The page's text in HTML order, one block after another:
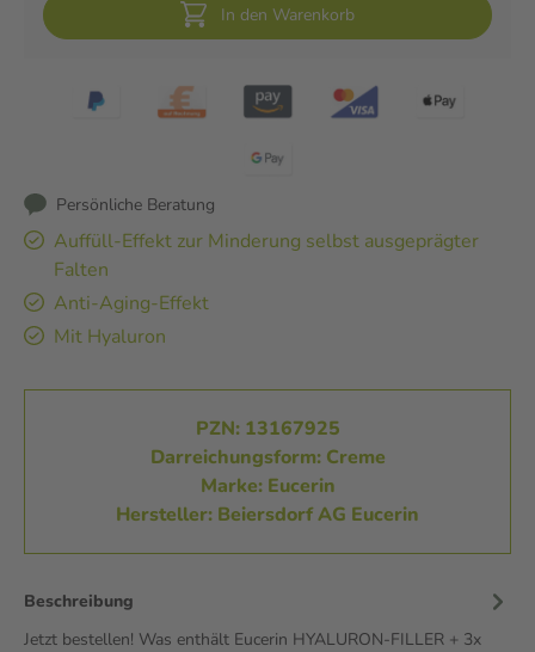
In den Warenkorb
Persönliche Beratung
Auffüll-Effekt zur Minderung selbst ausgeprägter
Falten
Anti-Aging-Effekt
Mit Hyaluron
PZN: 13167925
Darreichungsform: Creme
Marke: Eucerin
Hersteller: Beiersdorf AG Eucerin
Beschreibung
Jetzt bestellen! Was enthält Eucerin HYALURON-FILLER + 3x